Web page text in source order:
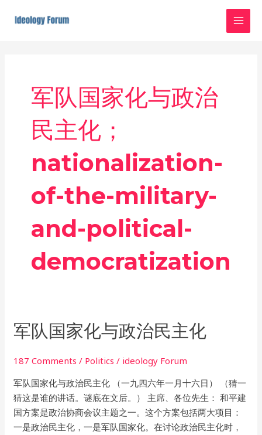
军队国家化与政治
民主化；
nationalization-
of-the-military-
and-political-
democratization
军队国家化与政治民主化
187 Comments / Politics / ideology Forum
军队国家化与政治民主化 （一九四六年一月十六日） （猜一
猜这是谁的讲话。谜底在文后。） 主席、各位先生： 和平建
国方案是政治协商会议主题之一。这个方案包括两大项目：
一是政治民主化，一是军队国家化。在讨论政治民主化时，
军
队
国
化
与
政
治